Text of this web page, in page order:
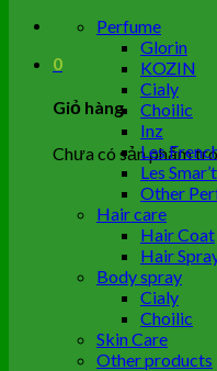
0
Giỏ hàng
Chưa có sản phẩm
Perfume
Glorin
KOZIN
Cialy
Choilic
Inz
Les
Les Smar’t
Other
Hair care
Hair Coat
Hair
Body spray
Cialy
Choilic
Skin Care
Other products